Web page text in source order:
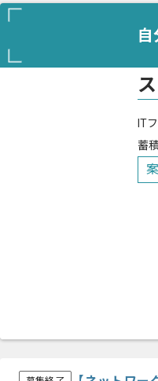
自
IT
蓄